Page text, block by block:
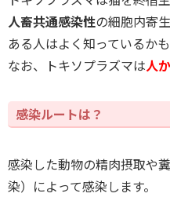
人畜共通感染性の細胞内寄
ある人はよく知っているか
なお、トキソプラズマは人
感染ルートは？
感染した動物の精肉摂取や
染）によって感染します。